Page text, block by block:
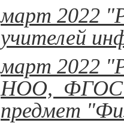
март 2022
учителей
март 2022
НОО, ФГОС
предмет